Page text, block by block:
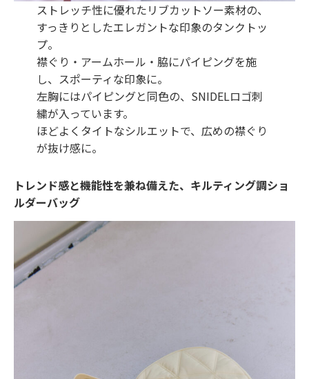
ストレッチ性に優れたリブカットソー素材の、
すっきりとしたエレガントな印象のタンクトッ
プ。
襟ぐり・アームホール・脇にパイピングを施
し、スポーティな印象に。
左胸にはパイピングと同色の、SNIDELロゴ刺
繍が入っています。
ほどよくタイトなシルエットで、広めの襟ぐり
が抜け感に。
トレンド感と機能性を兼ね備えた、キルティング調ショ
ルダーバッグ